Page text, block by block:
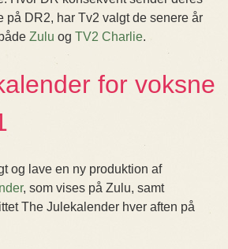
på DR2, har Tv2 valgt de senere år
Zulu og TV2 Charlie.
for voksne
og lave en ny produktion af
, som vises på Zulu, samt
The Julekalender hver aften på